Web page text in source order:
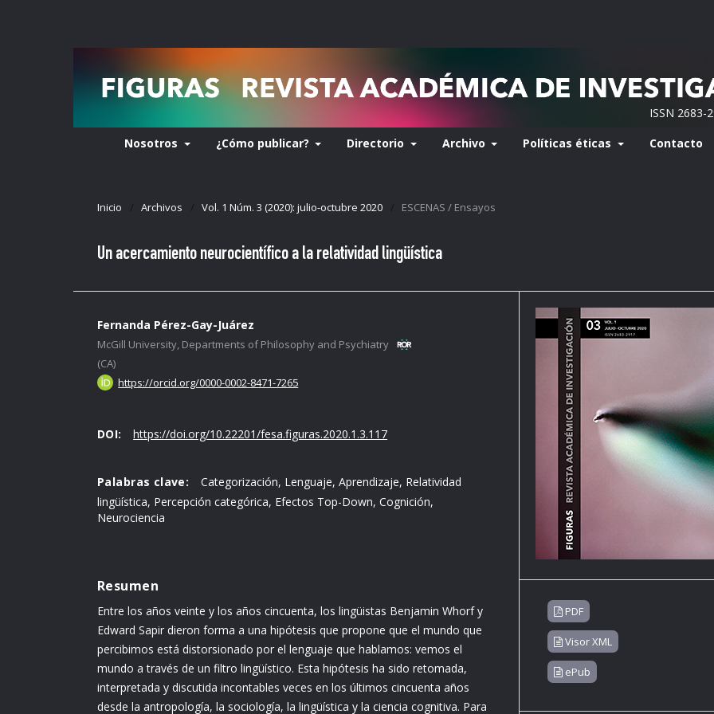
ISSN 2683-
Nosotros ¿Cómo publicar? Directorio Archivo Políticas éticas Contacto
Inicio / Archivos / Vol. 1 Núm. 3 (2020): julio-octubre 2020 / ESCENAS / Ensayos
Un acercamiento neurocientífico a la relatividad lingüística
Fernanda Pérez-Gay-Juárez
McGill University, Departments of Philosophy and Psychiatry
(CA)
https://orcid.org/0000-0002-8471-7265
DOI: https://doi.org/10.22201/fesa.figuras.2020.1.3.117
Palabras clave:
Categorización, Lenguaje, Aprendizaje, Relatividad
lingüística, Percepción categórica, Efectos Top-Down, Cognición,
Neurociencia
Resumen
Entre los años veinte y los años cincuenta, los lingüistas Benjamin Whorf y
Edward Sapir dieron forma a una hipótesis que propone que el mundo que
percibimos está distorsionado por el lenguaje que hablamos: vemos el
mundo a través de un filtro lingüístico. Esta hipótesis ha sido retomada,
interpretada y discutida incontables veces en los últimos cincuenta años
desde la antropología, la sociología, la lingüística y la ciencia cognitiva. Para
PDF
Visor XML
ePub